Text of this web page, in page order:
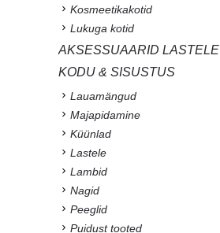
Kosmeetikakotid
Lukuga kotid
AKSESSUAARID LASTELE
KODU & SISUSTUS
Lauamängud
Majapidamine
Küünlad
Lastele
Lambid
Nagid
Peeglid
Puidust tooted